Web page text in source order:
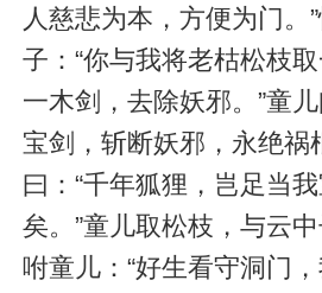
人慈悲为本，方便为门。
子：“你与我将老枯松枝
一木剑，去除妖邪。”童
宝剑，斩断妖邪，永绝祸
曰：“千年狐狸，岂足当
矣。”童儿取松枝，与云
咐童儿：“好生看守洞门